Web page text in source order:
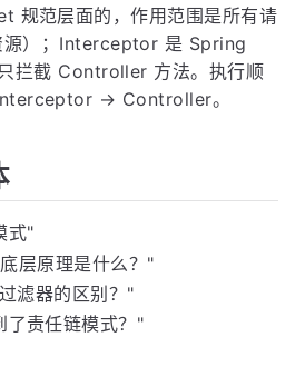
规范层面的，作用范围是所有请
源）；Interceptor 是 Spring
拦截 Controller 方法。执行顺
→ Controller。
式"
层原理是什么？"
滤器的区别？"
了责任链模式？"